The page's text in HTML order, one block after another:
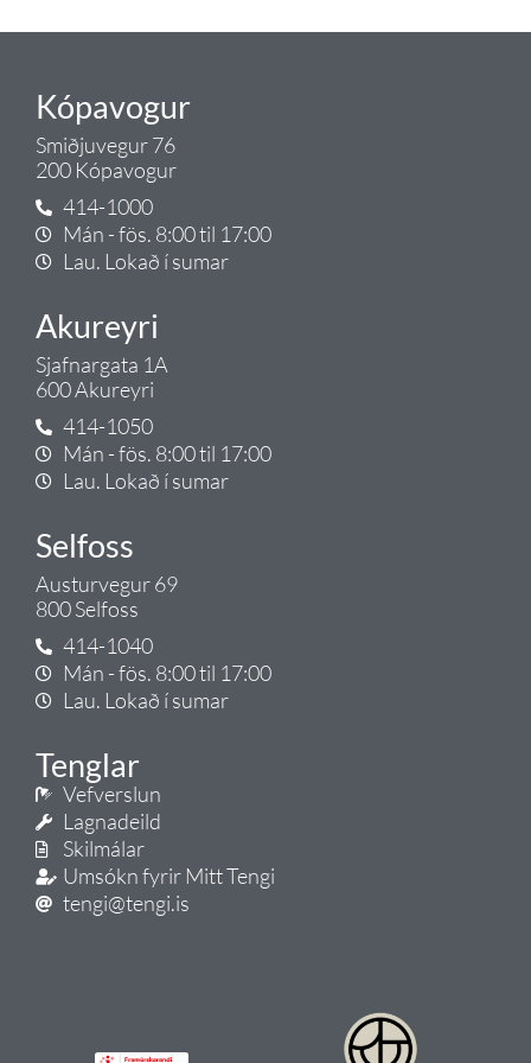
Kópavogur
Smiðjuvegur 76
200 Kópavogur
414-1000
Mán - fös. 8:00 til 17:00
Lau. Lokað í sumar
Akureyri
Sjafnargata 1A
600 Akureyri
414-1050
Mán - fös. 8:00 til 17:00
Lau. Lokað í sumar
Selfoss
Austurvegur 69
800 Selfoss
414-1040
Mán - fös. 8:00 til 17:00
Lau. Lokað í sumar
Tenglar
Vefverslun
Lagnadeild
Skilmálar
Umsókn fyrir Mitt Tengi
tengi@tengi.is